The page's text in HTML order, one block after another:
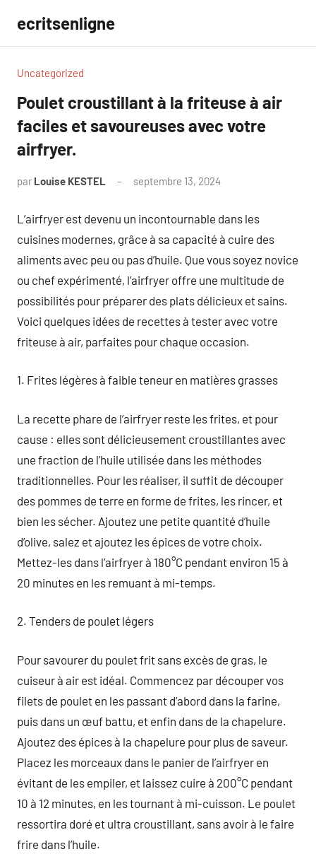
contenu
ecritsenligne
Uncategorized
Poulet croustillant à la friteuse à air
faciles et savoureuses avec votre
airfryer.
par Louise KESTEL septembre 13, 2024
L’airfryer est devenu un incontournable dans les
cuisines modernes, grâce à sa capacité à cuire des
aliments avec peu ou pas d’huile. Que vous soyez novice
ou chef expérimenté, l’airfryer offre une multitude de
possibilités pour préparer des plats délicieux et sains.
Voici quelques idées de recettes à tester avec votre
friteuse à air, parfaites pour chaque occasion.
1. Frites légères à faible teneur en matières grasses
La recette phare de l’airfryer reste les frites, et pour
cause : elles sont délicieusement croustillantes avec
une fraction de l’huile utilisée dans les méthodes
traditionnelles. Pour les réaliser, il suffit de découper
des pommes de terre en forme de frites, les rincer, et
bien les sécher. Ajoutez une petite quantité d’huile
d’olive, salez et ajoutez les épices de votre choix.
Mettez-les dans l’airfryer à 180°C pendant environ 15 à
20 minutes en les remuant à mi-temps.
2. Tenders de poulet légers
Pour savourer du poulet frit sans excès de gras, le
cuiseur à air est idéal. Commencez par découper vos
filets de poulet en les passant d’abord dans la farine,
puis dans un œuf battu, et enfin dans de la chapelure.
Ajoutez des épices à la chapelure pour plus de saveur.
Placez les morceaux dans le panier de l’airfryer en
évitant de les empiler, et laissez cuire à 200°C pendant
10 à 12 minutes, en les tournant à mi-cuisson. Le poulet
ressortira doré et ultra croustillant, sans avoir à le faire
frire dans l’huile.